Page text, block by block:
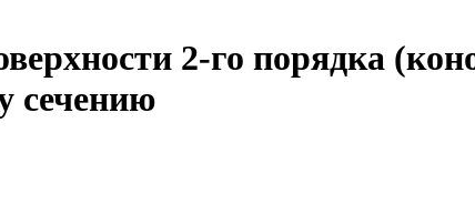
2-го порядка
сечению